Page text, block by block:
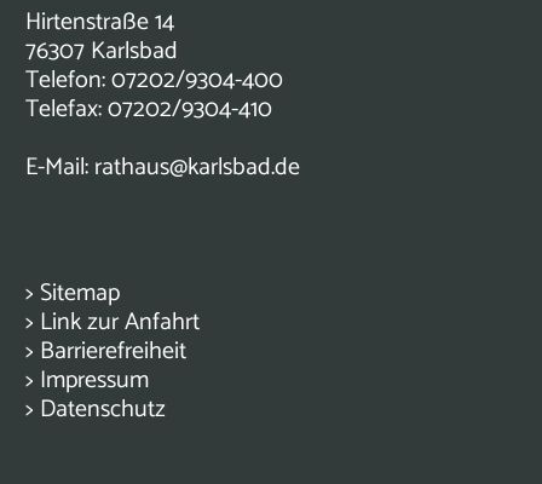
Hirtenstraße 14
76307 Karlsbad
Telefon: 07202/9304-400
Telefax: 07202/9304-410
E-Mail:rathaus@karlsbad.de
> Sitemap
> Link zur Anfahrt
> Barrierefreiheit
> Impressum
> Datenschutz